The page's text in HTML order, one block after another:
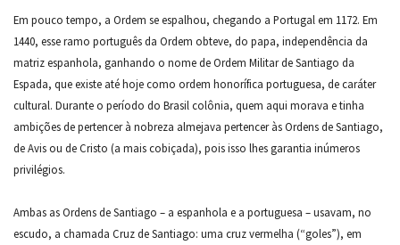
Em pouco tempo, a Ordem se espalhou, chegando a Portugal em 1172. Em
1440, esse ramo português da Ordem obteve, do papa, independência da
matriz espanhola, ganhando o nome de Ordem Militar de Santiago da
Espada, que existe até hoje como ordem honorífica portuguesa, de caráter
cultural. Durante o período do Brasil colônia, quem aqui morava e tinha
ambições de pertencer à nobreza almejava pertencer às Ordens de Santiago,
de Avis ou de Cristo (a mais cobiçada), pois isso lhes garantia inúmeros
privilégios.
Ambas as Ordens de Santiago – a espanhola e a portuguesa – usavam, no
escudo, a chamada Cruz de Santiago: uma cruz vermelha (“goles”), em